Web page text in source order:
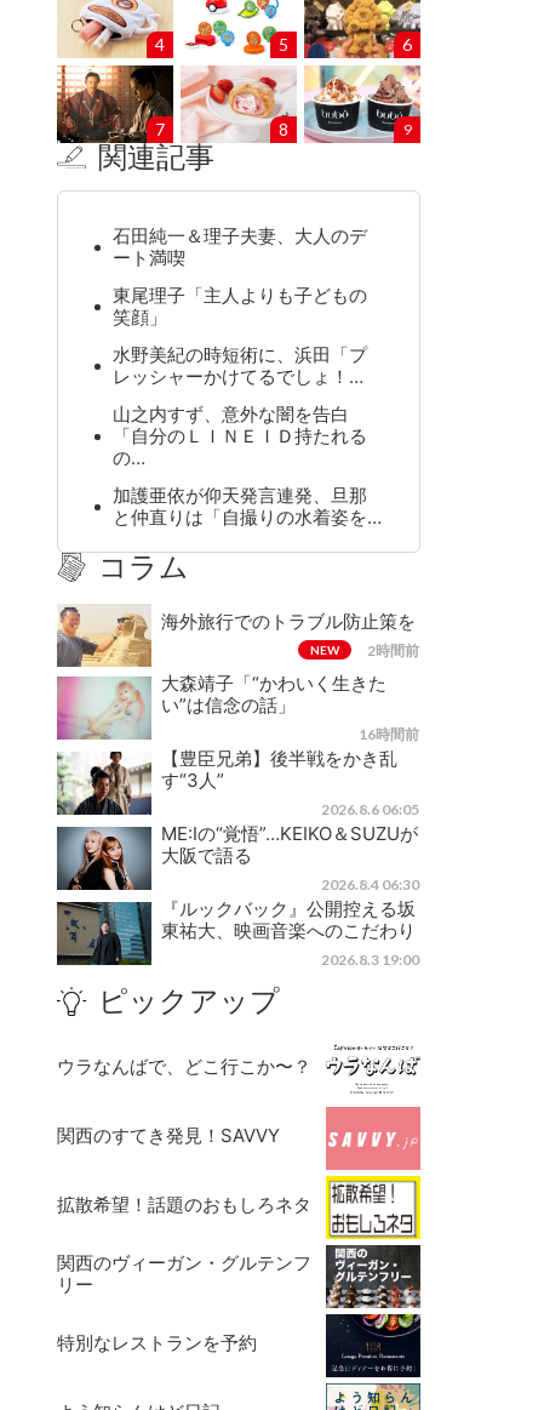
4 5 6
7 8 9
関連記事
石田純一＆理子夫妻、大人のデ
ート満喫
東尾理子「主人よりも子どもの
笑顔」
水野美紀の時短術に、浜田「プ
レッシャーかけてるでしょ！…
山之内すず、意外な闇を告白
「自分のＬＩＮＥＩＤ持たれる
の…
加護亜依が仰天発言連発、旦那
と仲直りは「自撮りの水着姿を…
コラム
海外旅行でのトラブル防止策を
NEW 2時間前
大森靖子「“かわいく生きた
い”は信念の話」
16時間前
【豊臣兄弟】後半戦をかき乱
す“3人”
2026.8.6 06:05
ME:Iの“覚悟”…KEIKO＆SUZUが
大阪で語る
2026.8.4 06:30
『ルックバック』公開控える坂
東祐大、映画音楽へのこだわり
2026.8.3 19:00
ピックアップ
ウラなんばで、どこ行こか〜？
関西のすてき発見！SAVVY
拡散希望！話題のおもしろネタ
関西のヴィーガン・グルテンフ
リー
特別なレストランを予約